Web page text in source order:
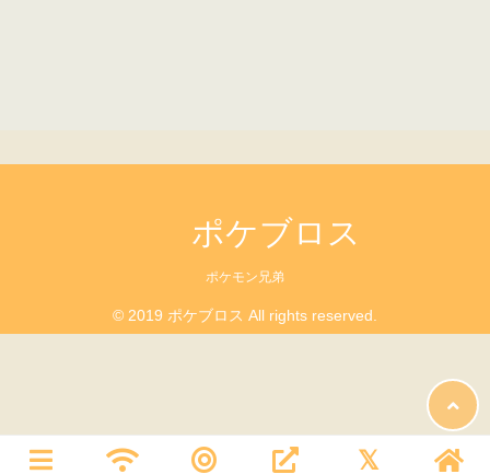
ポケブロス
ポケモン兄弟
© 2019 ポケブロス All rights reserved.